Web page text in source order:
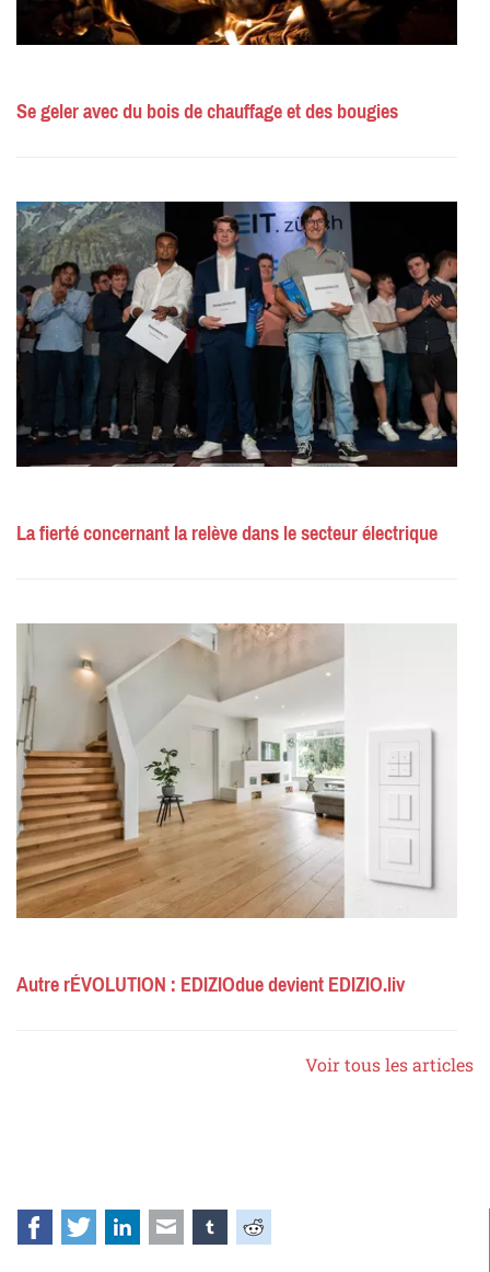
Se geler avec du bois de chauffage et des bougies
La fierté concernant la relève dans le secteur électrique
Autre rÉVOLUTION : EDIZIOdue devient EDIZIO.liv
Voir tous les articles
Facebook
TwitterLinkedInE-mail tumblrReddit